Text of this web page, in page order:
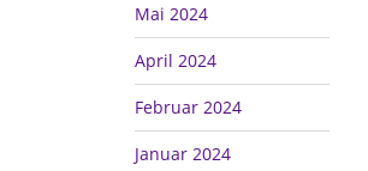
Mai 2024
April 2024
Februar 2024
Januar 2024